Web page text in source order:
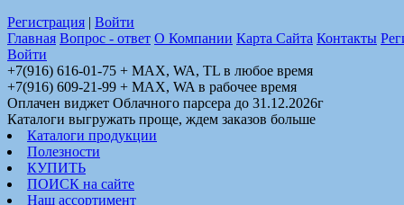
Регистрация | Войти
Главная Вопрос - ответ О Компании Карта Сайта Контакты
Войти
+7(916) 616-01-75 + MAX, WA, TL в любое время
+7(916) 609-21-99 + MAX, WA в рабочее время
Оплачен виджет Облачного парсера до 31.12.2026г
Каталоги выгружать проще, ждем заказов больше
Каталоги продукции
Полезности
КУПИТЬ
ПОИСК на сайте
Наш ассортимент